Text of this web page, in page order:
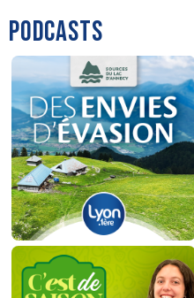
PODCASTS